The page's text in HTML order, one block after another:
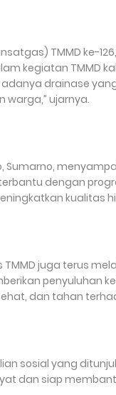
TMMD ke-
kegiatan TMMD
drainase
warga,” ujarnya.
Sumarno,
dengan
kualitas
juga terus
penyuluhan
dan tahan
sosial yang
dan siap